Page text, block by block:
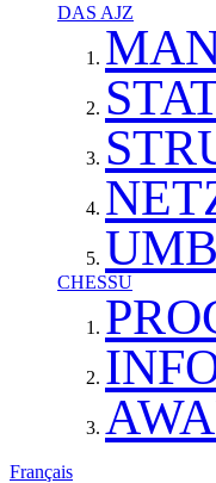
DAS AJZ
CHESSU
Français